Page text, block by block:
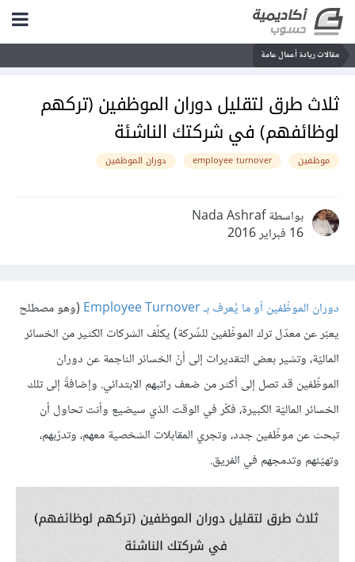
مقالات ريادة أعمال عامة
ثلاث طرق لتقليل دوران الموظفين (تركهم
لوظائفهم) في شركتك الناشئة
موظفين employee turnover دوران الموظفين
بواسطة Nada Ashraf
16 فبراير 2016
دوران الموظّفين أو ما يُعرف بـ Employee Turnover
(وهو مصطلح
يعبّر عن معدّل ترك الموظّفين للشّركة) يكلّف الشركات الكثير من الخسائر
الماليّة، وتشير بعض التقديرات إلى أنّ الخسائر الناجمة عن دوران
الموظّفين قد تصل إلى أكثر من ضعف راتبهم الابتدائي. وإضافةً إلى تلك
الخسائر الماليّة الكبيرة، فكّر في الوقت الذي سيضيع وأنت تحاول أن
تبحث عن موظّفين جدد، وتجري المقابلات الشخصية معهم، وتدرّبهم،
وتهيّئهم وتدمجهم في الفريق.